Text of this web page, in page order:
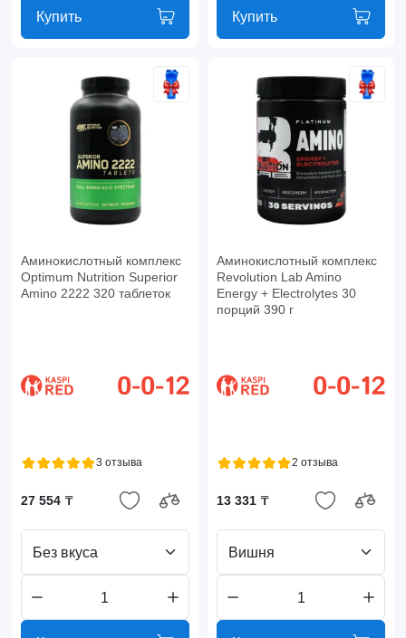
Купить Купить
Аминокислотный комплекс
Optimum Nutrition Superior
Amino 2222 320 таблеток
3 отзыва
27 554 ₸
Без вкуса
Аминокислотный комплекс
Revolution Lab Amino
Energy + Electrolytes 30
порций 390 г
2 отзыва
13 331 ₸
Вишня